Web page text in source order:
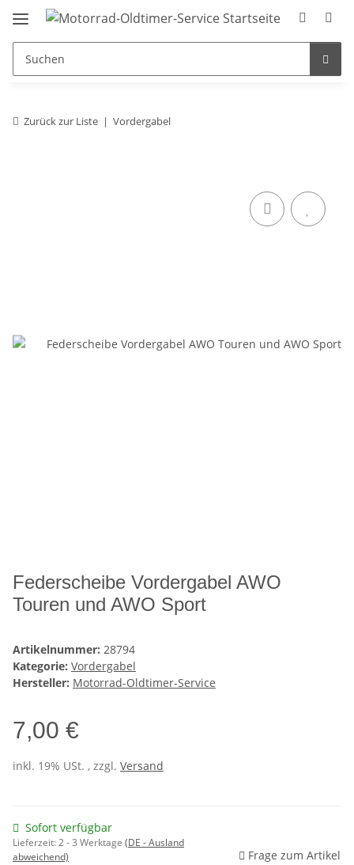
Zurück zur Liste Vordergabel
Federscheibe Vordergabel AWO
Touren und AWO Sport
Artikelnummer: 28794
Kategorie: Vordergabel
Hersteller: Motorrad-Oldtimer-Service
7,00 €
inkl. 19% USt. , zzgl. Versand
Sofort verfügbar
Lieferzeit:2 - 3 Werktage (DE - Ausland
abweichend)
Frage zum Artikel